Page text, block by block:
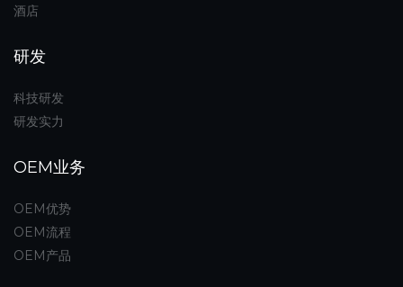
酒店
研发
科技研发
研发实力
OEM业务
OEM优势
OEM流程
OEM产品